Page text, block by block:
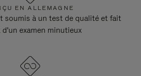
EN ALLEMAGNE
soumis à un test de qualité et fait
examen minutieux